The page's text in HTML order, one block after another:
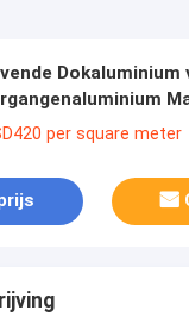
Dokaluminium
per square meter